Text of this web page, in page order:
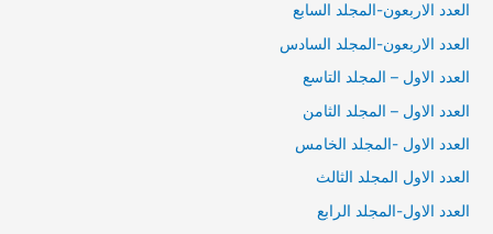
العدد الاربعون-المجلد السابع
العدد الاربعون-المجلد السادس
العدد الاول – المجلد التاسع
العدد الاول – المجلد الثامن
العدد الاول -المجلد الخامس
العدد الاول المجلد الثالث
العدد الاول-المجلد الرابع